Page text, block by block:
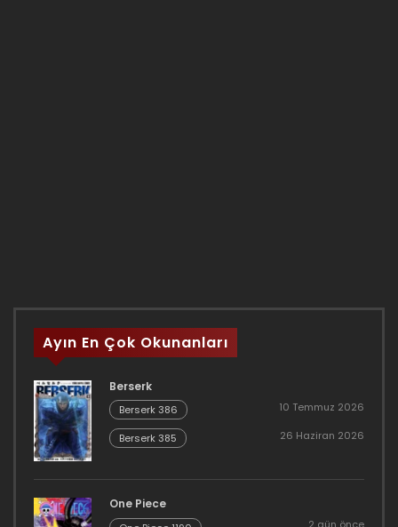
Ayın En Çok Okunanları
Berserk
Berserk 386 10 Temmuz 2026
Berserk 385 26 Haziran 2026
One Piece